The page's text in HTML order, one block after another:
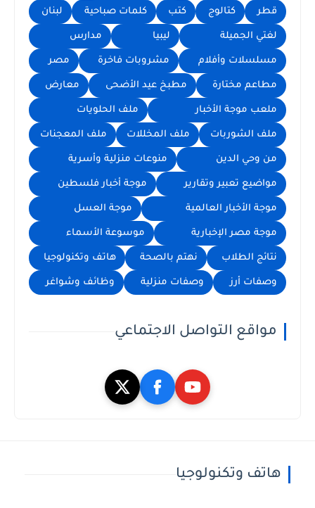
قطر كتالوج كتب كلمات صباحية لبنان
لغتي الجميلة ليبيا مدارس
مسلسلات وأفلام مشروبات فاخرة مصر
مطاعم مختارة مطبخ عيد الأضحى معارض
ملعب موجة الأخبار ملف الحلويات
ملف الشوربات ملف المخللات ملف المعجنات
من وحي الدين منوعات منزلية وأسرية
مواضيع تعبير وتقارير موجة أخبار فلسطين
موجة الأخبار العالمية موجة العسل
موجة مصر الإخبارية موسوعة الأسماء
نتائج الطلاب نهتم بالصحة هاتف وتكنولوجيا
وصفات أرز وصفات منزلية وظائف وشواغر
مواقع التواصل الاجتماعي
هاتف وتكنولوجيا